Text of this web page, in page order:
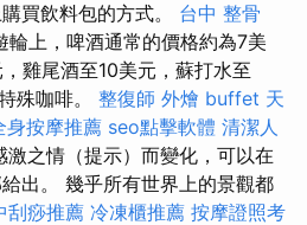
買飲料包的方式。 台中 整骨
輪上，啤酒通常的價格約為7美
雞尾酒至10美元，蘇打水至
殊咖啡。 整復師 外燴 buffet 天
身按摩推薦 seo點擊軟體 清潔人
之情（提示）而變化，可以在
出。 幾乎所有世界上的景觀都
刮痧推薦 冷凍櫃推薦 按摩證照考